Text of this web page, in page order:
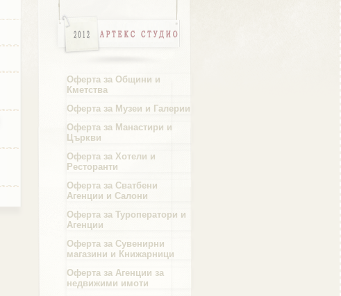
Област Русе
Област Силистра
Област Сливен
Област Смолян
Оферта за Общини и
Кметства
Оферта за Музеи и Галерии
Оферта за Манастири и
Църкви
Оферта за Хотели и
Ресторанти
Оферта за Сватбени
Агенции и Салони
Оферта за Туроператори и
Агенции
Оферта за Сувенирни
магазини и Книжарници
Оферта за Агенции за
недвижими имоти